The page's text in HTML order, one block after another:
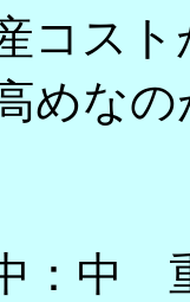
コス
めな
：中